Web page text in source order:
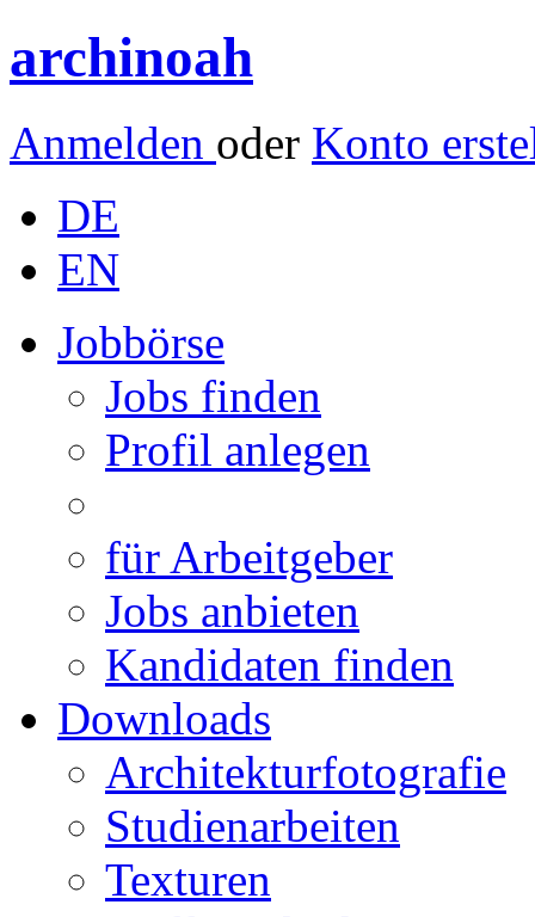
archinoah
Anmelden oder Konto
DE
EN
Jobbörse
Jobs finden
Profil anlegen
für Arbeitgeber
Jobs anbieten
Kandidaten finden
Downloads
Architekturfotografie
Studienarbeiten
Texturen